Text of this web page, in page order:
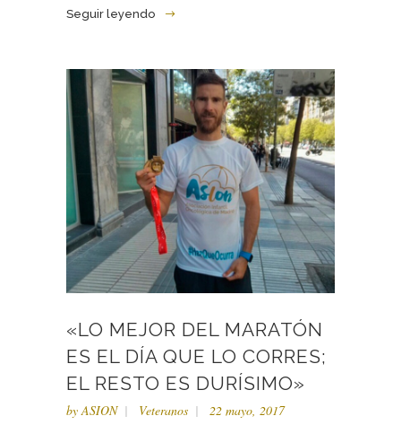
Seguir leyendo
«LO MEJOR DEL MARATÓN
ES EL DÍA QUE LO CORRES;
EL RESTO ES DURÍSIMO»
byASION Veteranos 22 mayo, 2017